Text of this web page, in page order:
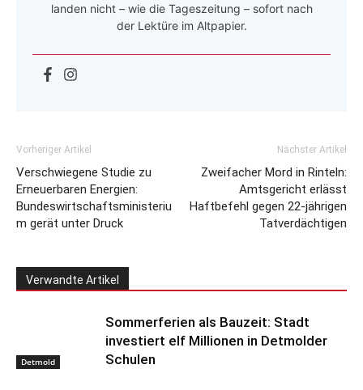
landen nicht – wie die Tageszeitung – sofort nach
der Lektüre im Altpapier.
Vorheriger Artikel
Verschwiegene Studie zu
Erneuerbaren Energien:
Bundeswirtschaftsministeriu
m gerät unter Druck
Nächster Artikel
Zweifacher Mord in Rinteln:
Amtsgericht erlässt
Haftbefehl gegen 22‑jährigen
Tatverdächtigen
Verwandte Artikel
Detmold
Sommerferien als Bauzeit: Stadt
investiert elf Millionen in Detmolder
Schulen